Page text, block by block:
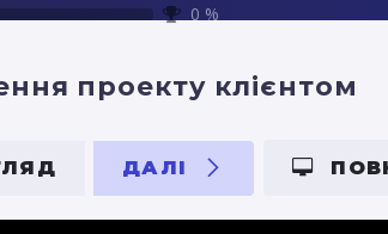
0 %
проекту клієнтом
ДАЛІ